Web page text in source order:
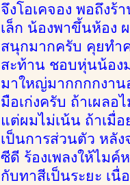
จึงโอเคจอง พอถึง
เล็ก น้องพาขึ้นห้อง
สนุกมากครับ คุยทำ
สะท้าน ชอบหุ่นน้อง
มาใหญ่มากกกกงาน
มือเก่งครับ ถ้าเผล
แต่ผมไม่เน้น ถ้าเมื่
เป็นการส่วนตัว หลั
ซีดี ร้องเพลงให้ไม
กับทาสีเป็นระยะ เ